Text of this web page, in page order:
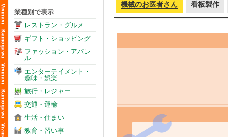
業種別で表示
レストラン・グルメ
ギフト・ショッピング
ファッション・アパレ
ル
エンターテイメント・
趣味・娯楽
旅行・レジャー
交通・運輸
生活・住まい
教育・習い事
機械のお医者さん 看板製作